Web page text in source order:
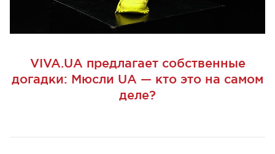
VIVA.UA предлагает собственные
догадки: Мюсли UA — кто это на самом
деле?